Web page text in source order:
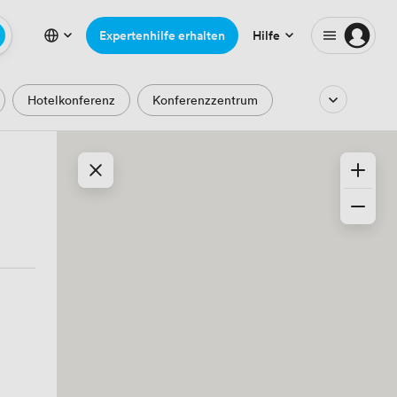
Expertenhilfe erhalten Hilfe
Hotelkonferenz Konferenzzentrum
Park- und Gartenblick